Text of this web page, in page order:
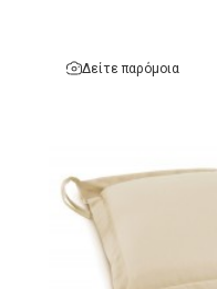
Δείτε παρόμοια